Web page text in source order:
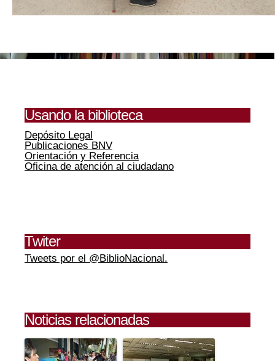
Usando la biblioteca
Depósito Legal
Publicaciones BNV
Orientación y Referencia
Oficina de atención al ciudadano
Twiter
Tweets por el @BiblioNacional.
Noticias relacionadas